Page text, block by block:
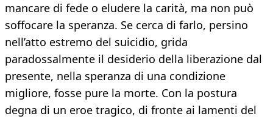
mancare di fede o eludere la carità, ma non può
soffocare la speranza. Se cerca di farlo, persino
nell’atto estremo del suicidio, grida
paradossalmente il desiderio della liberazione dal
presente, nella speranza di una condizione
migliore, fosse pure la morte. Con la postura
degna di un eroe tragico, di fronte ai lamenti del